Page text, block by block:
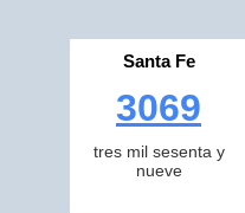
Santa Fe
3069
tres mil sesenta y
nueve